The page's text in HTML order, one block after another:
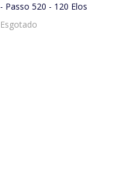
- Passo 520 - 120 Elos
Esgotado